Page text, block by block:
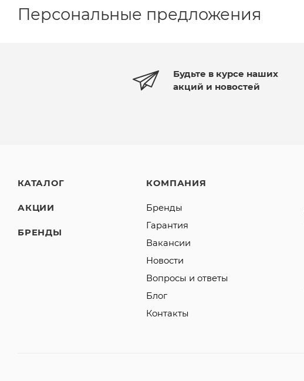
Персональные предложения
Будьте в курсе наших
акций и новостей
КАТАЛОГ
АКЦИИ
БРЕНДЫ
КОМПАНИЯ
Бренды
Гарантия
Вакансии
Новости
Вопросы и ответы
Блог
Контакты